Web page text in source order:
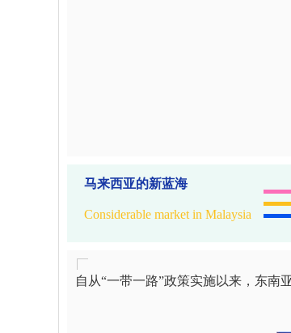
马来西亚的新蓝海
Considerable market in Malaysia
自从“一带一路”政策实施以来，东南